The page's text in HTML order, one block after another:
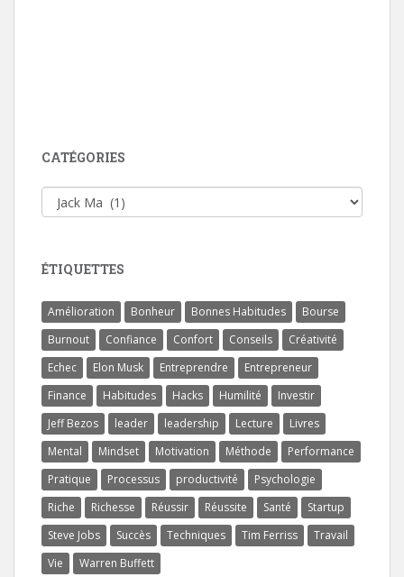
CATÉGORIES
Catégories
ÉTIQUETTES
Amélioration Bonheur Bonnes Habitudes
Bourse
Burnout
Confiance Confort Conseils
Créativité
Echec
Elon Musk Entreprendre
Entrepreneur
Finance
Habitudes Hacks Humilité
Investir
Jeff Bezos
leader leadership Lecture
Livres
Mental
Mindset Motivation Méthode
Performance
Pratique
Processus productivité
Psychologie
Riche
Richesse Réussir Réussite Santé
Startup
Steve Jobs
Succès Techniques Tim Ferriss
Travail
Vie
Warren Buffett